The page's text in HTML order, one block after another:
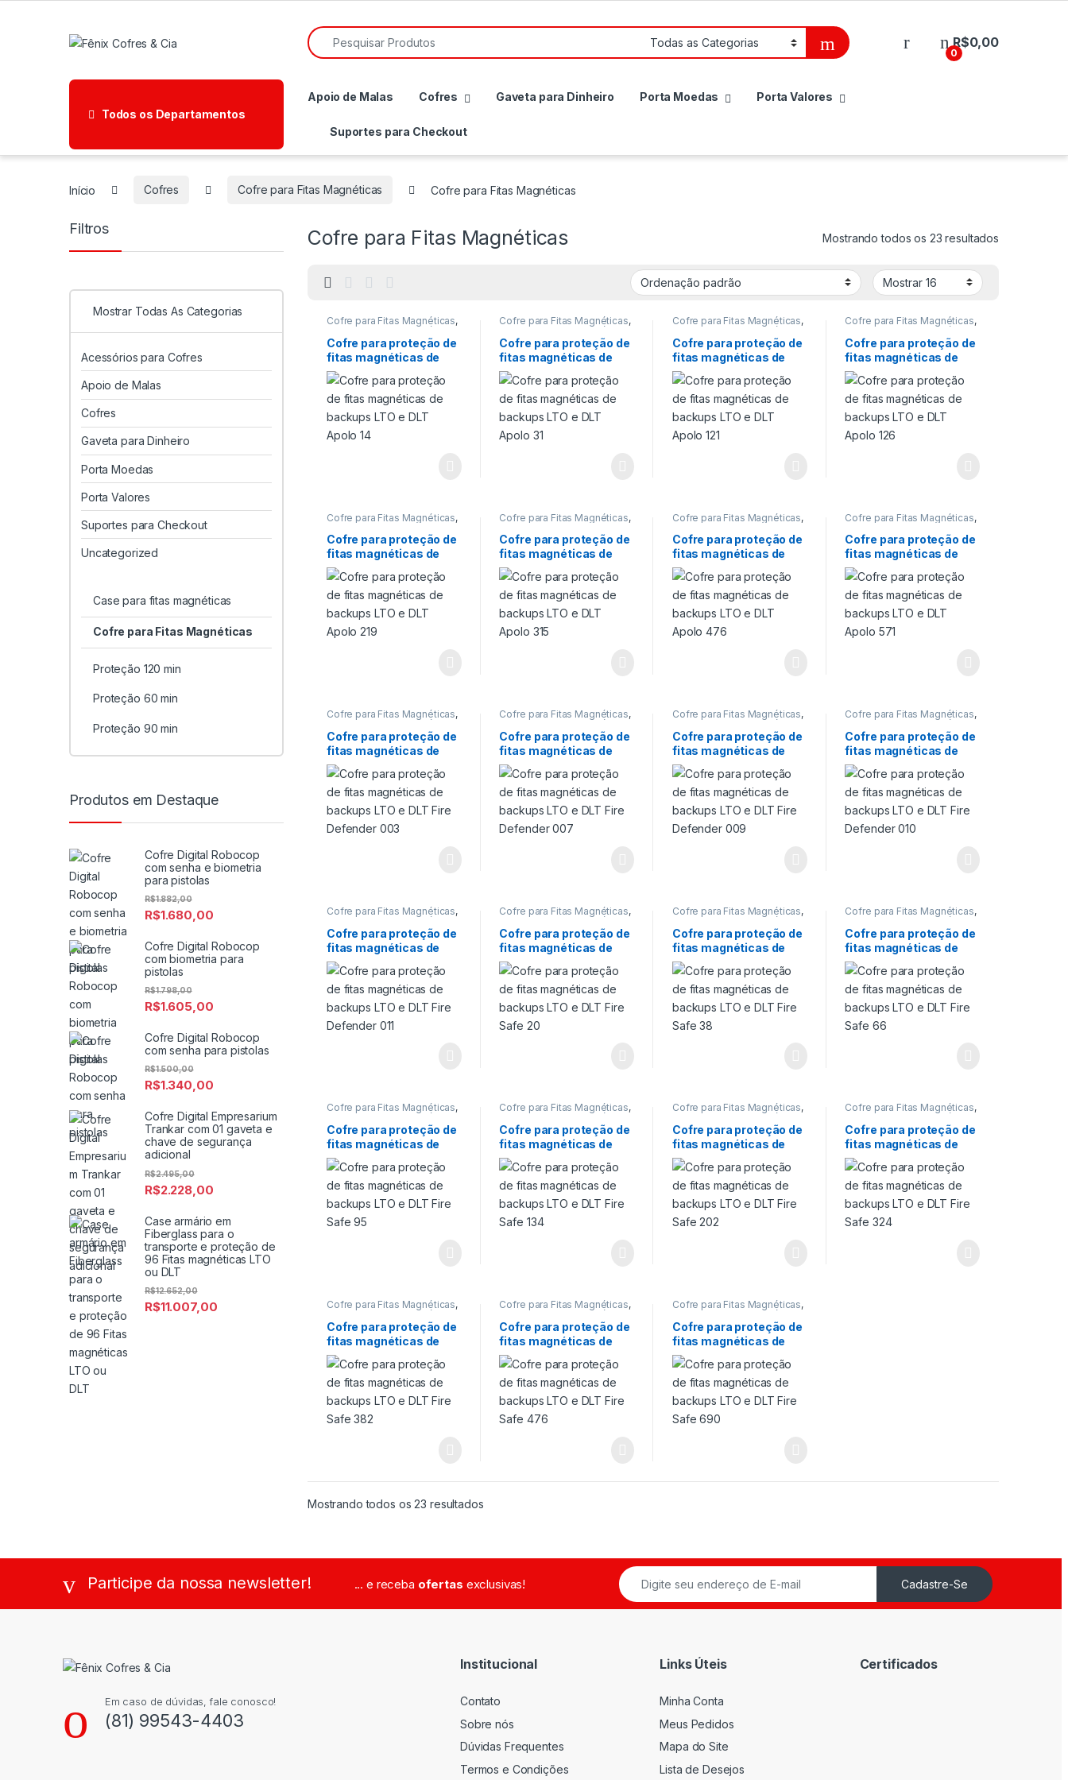
Pesquisar por:
0
R$0,00
Todos os Departamentos
Apoio de Malas Cofres Gaveta para Dinheiro Porta Moedas Porta Valores
Suportes para Checkout
Início Cofres Cofre para Fitas Magnéticas Cofre para Fitas Magnéticas
Cofre para Fitas Magnéticas Mostrando todos os 23 resultados
Cofre para Fitas Magnéticas,
Cofre para Fitas Magnéticas
Cofre para proteção de
Backups,Cofre para
proteção de fitas
magnéticas de backup LTO
Cofres,Proteção 60 min
Cofre para proteção de
fitas magnéticas de
backups LTO e DLT
Apolo 14
Cofre para Fitas Magnéticas,
Cofre para Fitas Magnéticas
Cofre para proteção de
Backups,Cofre para
proteção de fitas
magnéticas de backup LTO
Cofres,Proteção 60 min
Cofre para proteção de
fitas magnéticas de
backups LTO e DLT
Apolo 31
Cofre para Fitas Magnéticas,
Cofre para Fitas Magnéticas
Cofre para proteção de
Backups,Cofre para
proteção de fitas
magnéticas de backup LTO
Cofres,Proteção 60 min
Cofre para proteção de
fitas magnéticas de
backups LTO e DLT
Apolo 121
Cofre para Fitas Magnéticas,
Cofre para Fitas Magnéticas
Cofre para proteção de
Backups,Cofre para
proteção de fitas
magnéticas de backup LTO
Cofres,Proteção 60 min
Cofre para proteção de
fitas magnéticas de
backups LTO e DLT
Apolo 126
Cofre para Fitas Magnéticas,
Cofre para proteção de
Backups,Cofre para
proteção de fitas
magnéticas de backup LTO
Cofres,Proteção 60 min
Cofre para proteção de
fitas magnéticas de
backups LTO e DLT
Apolo 219
Cofre para Fitas Magnéticas,
Cofre para proteção de
Backups,Cofre para
proteção de fitas
magnéticas de backup LTO
Cofres,Proteção 60 min
Cofre para proteção de
fitas magnéticas de
backups LTO e DLT
Apolo 315
Cofre para Fitas Magnéticas,
Cofre para proteção de
Backups,Cofre para
proteção de fitas
magnéticas de backup LTO
Cofres,Proteção 60 min
Cofre para proteção de
fitas magnéticas de
backups LTO e DLT
Apolo 476
Cofre para Fitas Magnéticas,
Cofre para proteção de
Backups,Cofre para
proteção de fitas
magnéticas de backup LTO
Cofres,Proteção 60 min
Cofre para proteção de
fitas magnéticas de
backups LTO e DLT
Apolo 571
Cofre para Fitas Magnéticas,
Cofre para Fitas Magnéticas
Cofre para proteção de
Backups,Cofre para
proteção de fitas
magnéticas de backup LTO
Cofres,Proteção 90 min
Cofre para proteção de
fitas magnéticas de
backups LTO e DLT Fire
Defender 003
Cofre para Fitas Magnéticas,
Cofre para Fitas Magnéticas
Cofre para proteção de
Backups,Cofre para
proteção de fitas
magnéticas de backup LTO
Cofres,Proteção 90 min
Cofre para proteção de
fitas magnéticas de
backups LTO e DLT Fire
Defender 007
Cofre para Fitas Magnéticas,
Cofre para Fitas Magnéticas
Cofre para proteção de
Backups,Cofre para
proteção de fitas
magnéticas de backup LTO
Cofres,Proteção 90 min
Cofre para proteção de
fitas magnéticas de
backups LTO e DLT Fire
Defender 009
Cofre para Fitas Magnéticas,
Cofre para Fitas Magnéticas
Cofre para proteção de
Backups,Cofre para
proteção de fitas
magnéticas de backup LTO
Cofres,Proteção 90 min
Cofre para proteção de
fitas magnéticas de
backups LTO e DLT Fire
Defender 010
Cofre para Fitas Magnéticas,
Cofre para Fitas Magnéticas
Cofre para proteção de
Backups,Cofre para
proteção de fitas
Cofres,Proteção 90 min
Cofre para proteção de
fitas magnéticas de
backups LTO e DLT Fire
Defender 011
Cofre para Fitas Magnéticas,
Cofre para Fitas Magnéticas
Cofre para proteção de
Backups,Cofre para
proteção de fitas
Cofres,Proteção 120 min
Cofre para proteção de
fitas magnéticas de
backups LTO e DLT Fire
Safe 20
Cofre para Fitas Magnéticas,
Cofre para Fitas Magnéticas
Cofre para proteção de
Backups,Cofre para
proteção de fitas
Cofres,Proteção 120 min
Cofre para proteção de
fitas magnéticas de
backups LTO e DLT Fire
Safe 38
Cofre para Fitas Magnéticas,
Cofre para Fitas Magnéticas
Cofre para proteção de
Backups,Cofre para
proteção de fitas
Cofres,Proteção 120 min
Cofre para proteção de
fitas magnéticas de
backups LTO e DLT Fire
Safe 66
Cofre para Fitas Magnéticas,
Cofre para Fitas Magnéticas
Cofre para proteção de
Backups,Cofre para
proteção de fitas
magnéticas de backup LTO
Cofres,Proteção 120 min
Cofre para proteção de
fitas magnéticas de
backups LTO e DLT Fire
Safe 95
Cofre para Fitas Magnéticas,
Cofre para Fitas Magnéticas
Cofre para proteção de
Backups,Cofre para
proteção de fitas
magnéticas de backup LTO
Cofres,Proteção 120 min
Cofre para proteção de
fitas magnéticas de
backups LTO e DLT Fire
Safe 134
Cofre para Fitas Magnéticas,
Cofre para Fitas Magnéticas
Cofre para proteção de
Backups,Cofre para
proteção de fitas
magnéticas de backup LTO
Cofres,Proteção 120 min
Cofre para proteção de
fitas magnéticas de
backups LTO e DLT Fire
Safe 202
Cofre para Fitas Magnéticas,
Cofre para Fitas Magnéticas
Cofre para proteção de
Backups,Cofre para
proteção de fitas
magnéticas de backup LTO
Cofres,Proteção 120 min
Cofre para proteção de
fitas magnéticas de
backups LTO e DLT Fire
Safe 324
Cofre para Fitas Magnéticas,
Cofre para Fitas Magnéticas
Cofre para proteção de
Backups,Cofre para
proteção de fitas
magnéticas de backup LTO
Cofres,Proteção 120 min
Cofre para proteção de
fitas magnéticas de
backups LTO e DLT Fire
Safe 382
Cofre para Fitas Magnéticas,
Cofre para Fitas Magnéticas
Cofre para proteção de
Backups,Cofre para
proteção de fitas
magnéticas de backup LTO
Cofres,Proteção 120 min
Cofre para proteção de
fitas magnéticas de
backups LTO e DLT Fire
Safe 476
Cofre para Fitas Magnéticas,
Cofre para Fitas Magnéticas
Cofre para proteção de
Backups,Cofre para
proteção de fitas
magnéticas de backup LTO
Cofres,Proteção 120 min
Cofre para proteção de
fitas magnéticas de
backups LTO e DLT Fire
Safe 690
Mostrando todos os 23 resultados
Filtros
Mostrar Todas As Categorias
Acessórios para Cofres
Apoio de Malas
Cofres
Gaveta para Dinheiro
Porta Moedas
Porta Valores
Suportes para Checkout
Uncategorized
Case para fitas magnéticas
Cofre para Fitas Magnéticas
Proteção 120 min
Proteção 60 min
Proteção 90 min
Produtos em Destaque
Cofre Digital Robocop
com senha e biometria
para pistolas
R$1.680,00
R$1.882,00
Cofre Digital Robocop
com biometria para
pistolas
R$1.605,00
R$1.798,00
Cofre Digital Robocop
com senha para pistolas
R$1.340,00
R$1.500,00
Cofre Digital Empresarium
Trankar com 01 gaveta e
chave de segurança
adicional
R$2.228,00
R$2.495,00
Case armário em
Fiberglass para o
transporte e proteção de
96 Fitas magnéticas LTO
ou DLT
R$11.007,00
R$12.652,00
Participe da nossa newsletter! ... e receba ofertas exclusivas! Cadastre-Se
Em caso de dúvidas, fale conosco!
(81) 99543-4403
Institucional
Contato
Sobre nós
Dúvidas Frequentes
Termos e Condições
Links Úteis
Minha Conta
Meus Pedidos
Mapa do Site
Lista de Desejos
Certificados